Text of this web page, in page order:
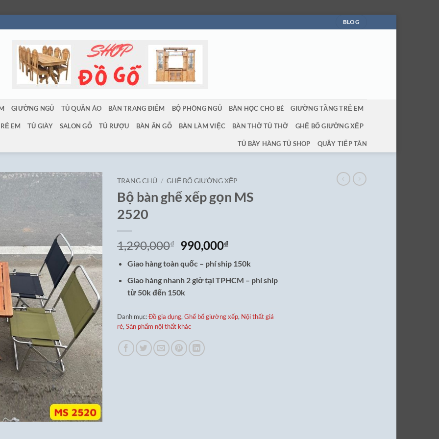
BLOG
GIƯỜNG NGỦ TỦ QUẦN ÁO BÀN TRANG ĐIỂM BỘ PHÒNG NGỦ BÀN HỌC CHO BÉ GIƯỜNG TẦNG TRẺ EM
EM TỦ GIÀY SALON GỖ TỦ RƯỢU BÀN ĂN GỖ BÀN LÀM VIỆC BÀN THỜ TỦ THỜ GHẾ BỐ GIƯỜNG XẾP
TỦ BÀY HÀNG TỦ SHOP QUẦY TIẾP TÂN
TRANG CHỦ / GHẾ BỐ GIƯỜNG XẾP
Bộ bàn ghế xếp gọn MS
2520
1,290,000₫
Giá
là:
1,290,000₫.
990,000₫Giá
tại
là:
Giao hàng toàn quốc – phí ship 150k
Giao hàng nhanh 2 giờ tại TPHCM – phí ship
từ 50k đến 150k
Danh mục:Đồ gia dụng, Ghế bố giường xếp, Nội thất giá
rẻ, Sản phẩm nội thất khác